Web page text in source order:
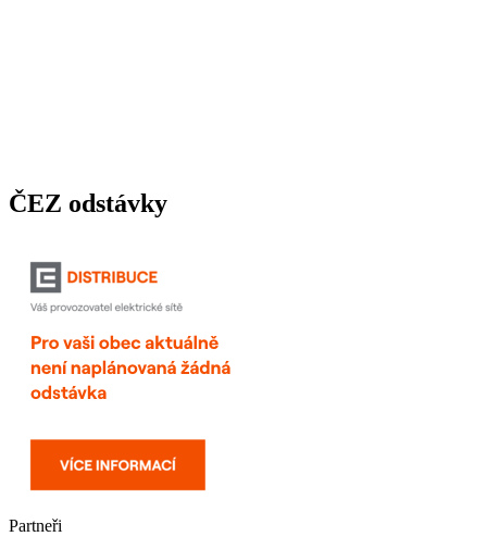
ČEZ odstávky
Partneři